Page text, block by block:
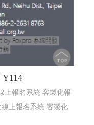
上報名系統 客製化報
線上報名系統 客製化